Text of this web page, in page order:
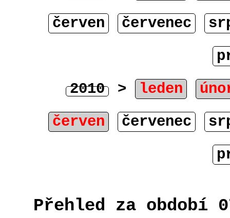
červen
červenec
2010 > leden
červen
červenec
Přehled za období